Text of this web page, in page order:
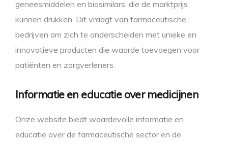
geneesmiddelen en biosimilars, die de marktprijs
kunnen drukken. Dit vraagt van farmaceutische
bedrijven om zich te onderscheiden met unieke en
innovatieve producten die waarde toevoegen voor
patiënten en zorgverleners.
Informatie en educatie over medicijnen
Onze website biedt waardevolle informatie en
educatie over de farmaceutische sector en de